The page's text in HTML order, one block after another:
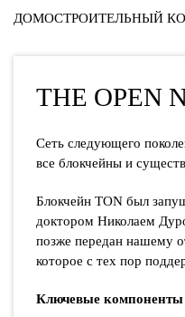
ДОМОСТРОИТЕЛЬНЫЙ
THE OPEN
Сеть следующего
все блокчейны и
Блокчейн TON был
доктором Николаем
позже передан нашему
которое с тех пор
Ключевые компоненты